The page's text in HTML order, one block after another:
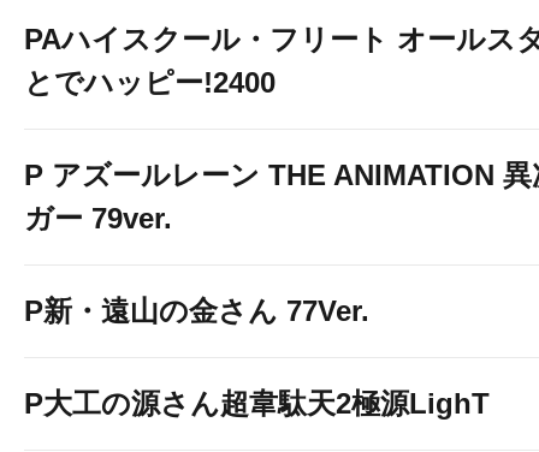
PAハイスクール・フリート オールス
とでハッピー!2400
P アズールレーン THE ANIMATION
ガー 79ver.
P新・遠山の金さん 77Ver.
P大工の源さん超韋駄天2極源LighT